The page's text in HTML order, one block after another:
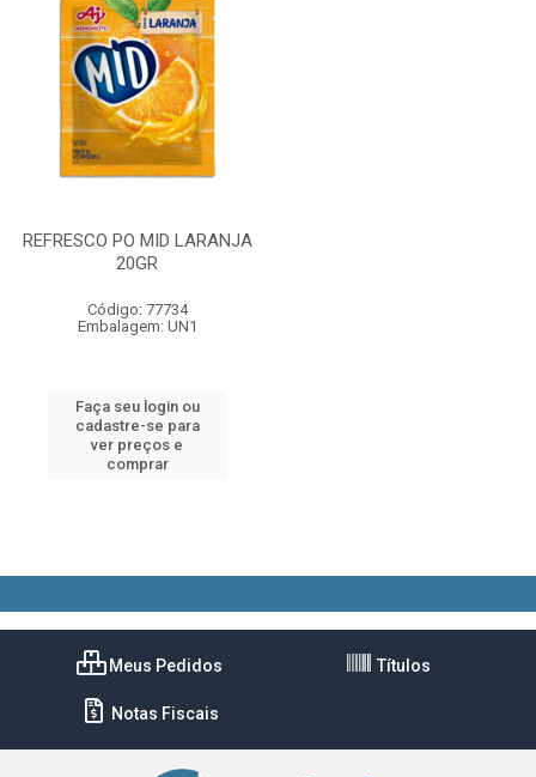
REFRESCO PO MID LARANJA
20GR
Código: 77734
Embalagem: UN1
Faça seu login ou
cadastre-se para
ver preços e
comprar
Meus Pedidos Títulos
Notas Fiscais